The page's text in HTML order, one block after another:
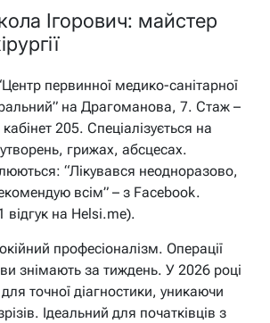
Ігорович: майстер
первинної медико-санітарної
на Драгоманова, 7. Стаж –
205. Спеціалізується на
грижах, абсцесах.
“Лікувався неодноразово,
всім” – з Facebook.
відгук на Helsi.me).
професіоналізм. Операції
знімають за тиждень. У 2026 році
точної діагностики, уникаючи
Ідеальний для початківців з